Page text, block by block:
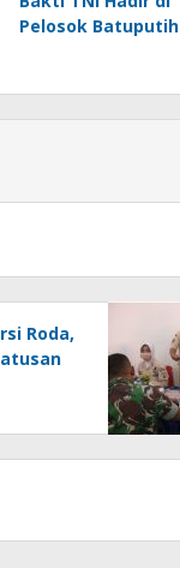
Pelosok Batuputih
Roda,